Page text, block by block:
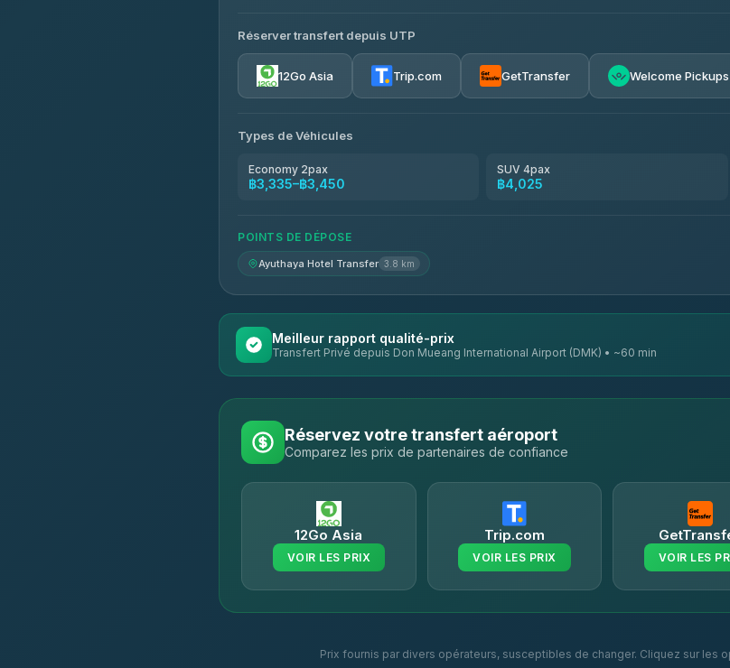
Easyride Services
4.76(160)
Réserver transfert depuis UTP
12Go Asia Trip.com GetTransfer Welcome Pickups
Types de Véhicules
Economy 2pax
฿3,335–฿3,450
SUV 4pax
฿4,025
POINTS DE DÉPOSE
Ayuthaya Hotel Transfer 3.8 km
Meilleur rapport qualité-prix
Transfert Privé depuis Don Mueang International Airport (DMK) • ~60 min
Réservez votre transfert aéroport
Comparez les prix de partenaires de confiance
12Go Asia
VOIR LES PRIX
Trip.com
VOIR LES PRIX VOIR LES
Prix fournis par divers opérateurs, susceptibles de changer. Cliquez sur les